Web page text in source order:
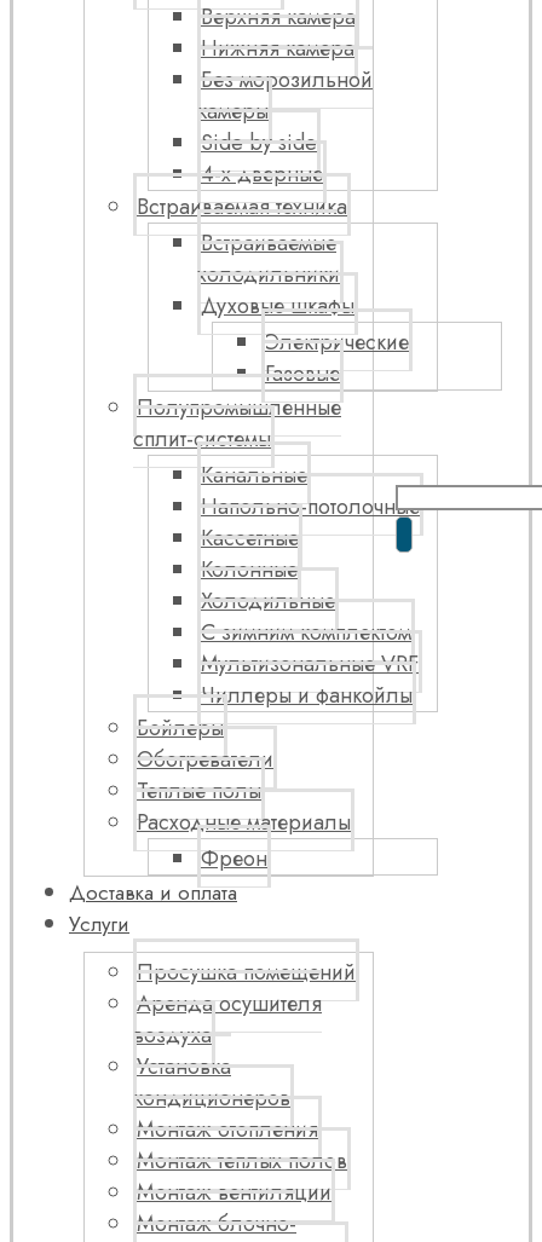
Верхняя камера
Нижняя камера
Без морозильной
камеры
Side by side
4-х дверные
Встраиваемая техника
Встраиваемые
холодильники
Духовые шкафы
Электрические
Газовые
Полупромышленные
сплит-системы
Канальные
Напольно-потолочные
Кассетные
Колонные
Холодильные
С зимним комплектом
Мультизональные VRF
Чиллеры и фанкойлы
Бойлеры
Обогреватели
Теплые полы
Расходные материалы
Фреон
Доставка и оплата
Услуги
Просушка помещений
Аренда осушителя
воздуха
Установка
кондиционеров
Монтаж отопления
Монтаж теплых полов
Монтаж вентиляции
Монтаж блочно-